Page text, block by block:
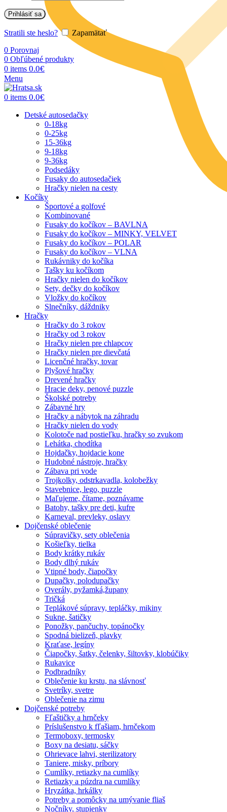
Prihlásiť sa
Stratili ste heslo?
Zapamätať
0 Porovnaj
0 Obľúbené produkty
0 items 0.0€
Menu
0 items 0.0€
Detské autosedačky
0-18kg
0-25kg
15-36kg
9-18kg
9-36kg
Podsedáky
Fusaky do autosedačiek
Hračky nielen na cesty
Kočíky
Športové a golfové
Kombinované
Fusaky do kočíkov – BAVLNA
Fusaky do kočíkov – MINKY, VELVET
Fusaky do kočíkov – POLAR
Fusaky do kočíkov – VLNA
Rukávniky do kočíka
Tašky ku kočíkom
Hračky nielen do kočíkov
Sety, dečky do kočíkov
Vložky do kočíkov
Slnečníky, dáždniky
Hračky
Hračky do 3 rokov
Hračky od 3 rokov
Hračky nielen pre chlapcov
Hračky nielen pre dievčatá
Licenčné hračky, tovar
Plyšové hračky
Drevené hračky
Hracie deky, penové puzzle
Školské potreby
Zábavné hry
Hračky a nábytok na záhradu
Hračky nielen do vody
Kolotoče nad postieľku, hračky so zvukom
Lehátka, chodítka
Hojdačky, hojdacie kone
Hudobné nástroje, hračky
Zábava pri vode
Trojkolky, odstrkavadla, kolobežky
Stavebnice, lego, puzzle
Maľujeme, čítame, poznávame
Batohy, tašky pre deti, kufre
Karneval, prevleky, oslavy
Dojčenské oblečenie
Súpravičky, sety oblečenia
Košieľky, tielka
Body krátky rukáv
Body dlhý rukáv
Vtipné body, čiapočky
Dupačky, polodupačky
Overály, pyžamká,župany
Tričká
Teplákové súpravy, tepláčky, mikiny
Sukne, šatičky
Ponožky, pančuchy, topánočky
Spodná bielizeň, plavky
Kraťase, legíny
Čiapočky, šatky, čelenky, šiltovky, klobúčiky
Rukavice
Podbradníky
Oblečenie ku krstu, na slávnosť
Svetríky, svetre
Oblečenie na zimu
Dojčenské potreby
Fľaštičky a hrnčeky
Príslušenstvo k fľašiam, hrnčekom
Termoboxy, termosky
Boxy na desiatu, sáčky
Ohrievace lahvi, sterilizatory
Taniere, misky, príbory
Cumlíky, retiazky na cumlíky
Retiazky a púzdra na cumlíky
Hryzátka, hrkálky
Potreby a pomôcky na umývanie fliaš
Nočníky, stupienky